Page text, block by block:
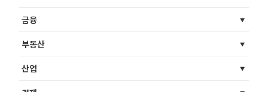
금융
부동산
산업